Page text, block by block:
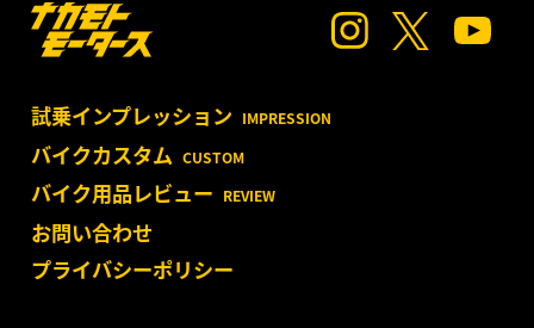
試乗インプレッション IMPRESSION
バイクカスタム CUSTOM
バイク用品レビュー REVIEW
お問い合わせ
プライバシーポリシー